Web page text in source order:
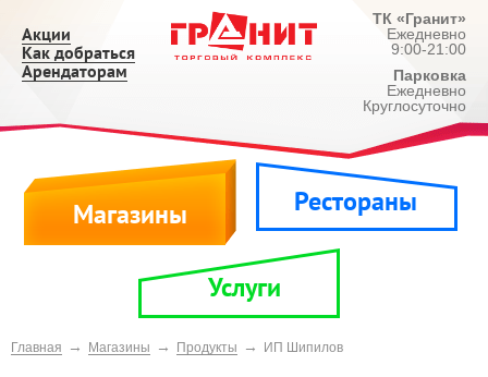
Акции
Как добраться
Арендаторам
ТК «Гранит»
Ежедневно
9:00-21:00
Парковка
Ежедневно
Круглосуточно
Магазины Рестораны
Услуги
Главная → Магазины → Продукты → ИП Шипилов